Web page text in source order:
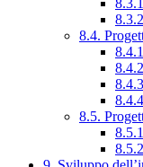
8.4.
8.5.